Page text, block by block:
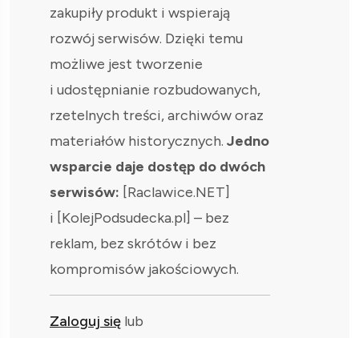
zakupiły produkt i wspierają
rozwój serwisów. Dzięki temu
możliwe jest tworzenie
i udostępnianie rozbudowanych,
rzetelnych treści, archiwów oraz
materiałów historycznych. Jedno
wsparcie daje dostęp do dwóch
serwisów: [Raclawice.NET]
i [KolejPodsudecka.pl] – bez
reklam, bez skrótów i bez
kompromisów jakościowych.
Zaloguj się lub